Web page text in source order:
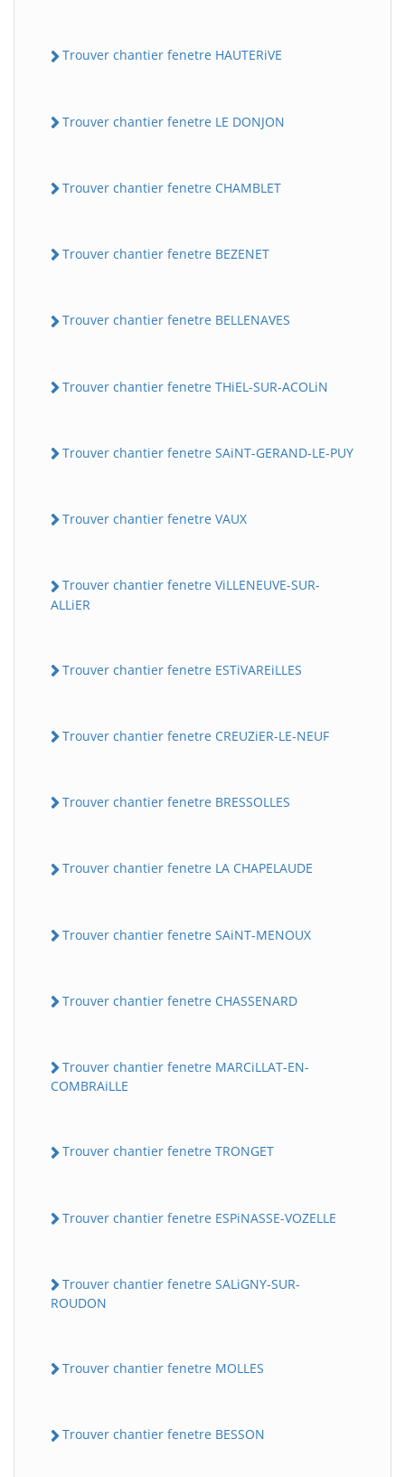
Trouver chantier fenetre HAUTERiVE
Trouver chantier fenetre LE DONJON
Trouver chantier fenetre CHAMBLET
Trouver chantier fenetre BEZENET
Trouver chantier fenetre BELLENAVES
Trouver chantier fenetre THiEL-SUR-ACOLiN
Trouver chantier fenetre SAiNT-GERAND-LE-PUY
Trouver chantier fenetre VAUX
Trouver chantier fenetre ViLLENEUVE-SUR-
ALLiER
Trouver chantier fenetre ESTiVAREiLLES
Trouver chantier fenetre CREUZiER-LE-NEUF
Trouver chantier fenetre BRESSOLLES
Trouver chantier fenetre LA CHAPELAUDE
Trouver chantier fenetre SAiNT-MENOUX
Trouver chantier fenetre CHASSENARD
Trouver chantier fenetre MARCiLLAT-EN-
COMBRAiLLE
Trouver chantier fenetre TRONGET
Trouver chantier fenetre ESPiNASSE-VOZELLE
Trouver chantier fenetre SALiGNY-SUR-
ROUDON
Trouver chantier fenetre MOLLES
Trouver chantier fenetre BESSON